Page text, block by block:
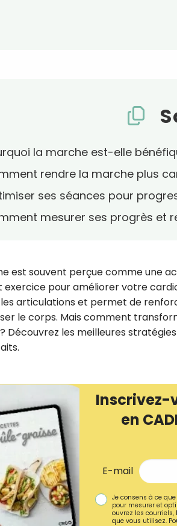
la marche est-elle
rendre la marche plus
ses séances pour
mesurer ses progrès et
est souvent perçue comme une
exercice pour améliorer votre
articulations et permet de
le corps. Mais comment
Découvrez les meilleures
Inscrivez-
en
E-mail
Je consens à ce
pour mesurer et
ouvrez les
que vous utilisez.